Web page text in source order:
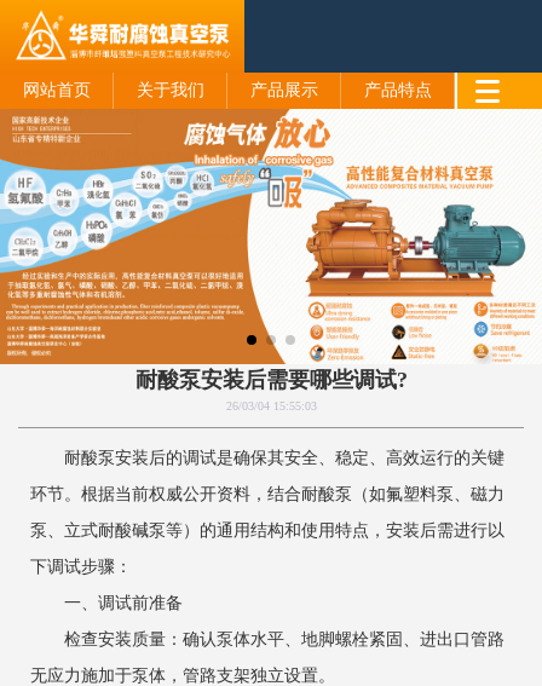
网站首页 关于我们 产品展示 产品特点
耐酸泵安装后需要哪些调试?
26/03/04 15:55:03
耐酸泵安装后的调试是确保其安全、稳定、高效运行的关键
环节。根据当前权威公开资料，结合耐酸泵（如氟塑料泵、磁力
泵、立式耐酸碱泵等）的通用结构和使用特点，安装后需进行以
下调试步骤：
一、调试前准备
检查安装质量：确认泵体水平、地脚螺栓紧固、进出口管路
无应力施加于泵体，管路支架独立设置。